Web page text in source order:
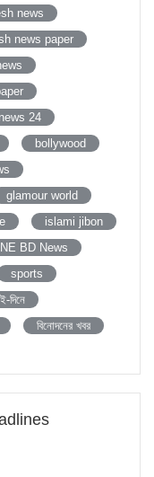
news
news paper
24
bollywood
glamour world
islami jibon
BD News
sports
দিনে
বিনোদনের খবর